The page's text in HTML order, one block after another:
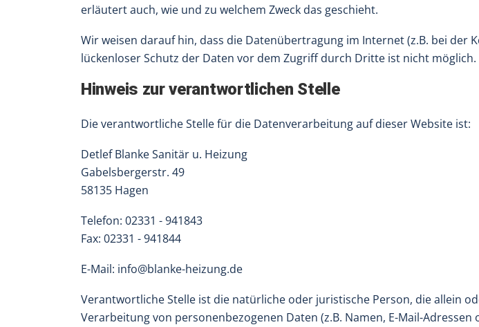
erläutert auch, wie und zu welchem Zweck das geschieht.
Wir weisen darauf hin, dass die Datenübertragung im Internet (z.B. bei der
lückenloser Schutz der Daten vor dem Zugriff durch Dritte ist nicht möglich.
Hinweis zur verantwortlichen Stelle
Die verantwortliche Stelle für die Datenverarbeitung auf dieser Website ist:
Detlef Blanke Sanitär u. Heizung
Gabelsbergerstr. 49
58135 Hagen
Telefon: 02331 - 941843
Fax: 02331 - 941844
E-Mail: info@blanke-heizung.de
Verantwortliche Stelle ist die natürliche oder juristische Person, die allein
Verarbeitung von personenbezogenen Daten (z.B. Namen, E-Mail-Adressen